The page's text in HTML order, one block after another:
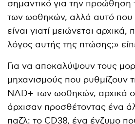
σημαντικό για την προώθηση
των ωοθηκών, αλλά αυτό που
είναι γιατί μειώνεται αρχικά,
λόγος αυτής της πτώσης;»
Για να αποκαλύψουν τους
μηχανισμούς που ρυθμίζουν
NAD+ των ωοθηκών, αρχικά
άρχισαν προσθέτοντας ένα
παζλ: το CD38, ένα ένζυμο